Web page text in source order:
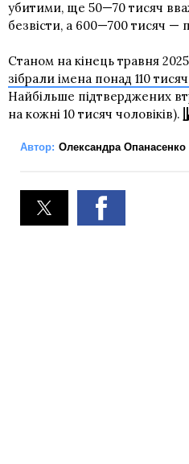
убитими, ще 50—70 тисяч
безвісти, а 600—700 тисяч —
Станом на кінець травня 2025
зібрали імена понад 110
Найбільше підтверджених
на кожні 10 тисяч чоловіків).
Автор: Олександра Опанасенко